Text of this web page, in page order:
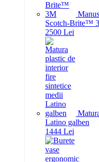
Scotch-Brite™
2500 Lei
Latino galben
1444 Lei